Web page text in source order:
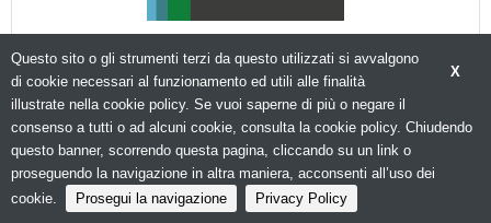
© Copyright 2026. Packagingspace.net - Il portale del packaging - N.ro Iscrizione ROC 35480 -
X
Questo sito o gli strumenti terzi da questo utilizzati si avvalgono
di cookie necessari al funzionamento ed utili alle finalità
illustrate nella cookie policy. Se vuoi saperne di più o negare il
consenso a tutti o ad alcuni cookie, consulta la cookie policy. Chiudendo
questo banner, scorrendo questa pagina, cliccando su un link o
proseguendo la navigazione in altra maniera, acconsenti all’uso dei
cookie.
Prosegui la navigazione Privacy Policy